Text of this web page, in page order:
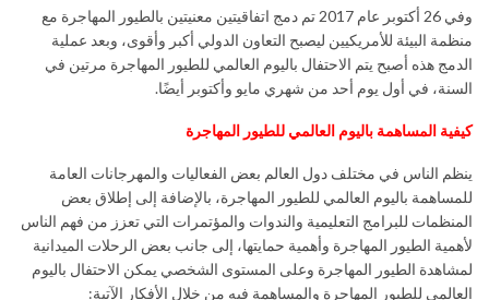
وفي 26 أكتوبر عام 2017 تم دمج اتفاقيتين معنيتين بالطيور المهاجرة مع
منظمة البيئة للأمريكيين ليصبح التعاون الدولي أكبر وأقوى، وبعد عملية
الدمج هذه أصبح يتم الاحتفال باليوم العالمي للطيور المهاجرة مرتين في
السنة، في أول يوم أحد من شهري مايو وأكتوبر أيضًا.
كيفية المساهمة باليوم العالمي للطيور المهاجرة
ينظم الناس في مختلف دول العالم بعض الفعاليات والمهرجانات العامة
للمساهمة باليوم العالمي للطيور المهاجرة، بالإضافة إلى إطلاق بعض
المنظمات للبرامج التعليمية والندوات والمؤتمرات التي تعزز من فهم الناس
لأهمية الطيور المهاجرة وأهمية حمايتها، إلى جانب بعض الرحلات الميدانية
لمشاهدة الطيور المهاجرة وعلى المستوى الشخصي يمكن الاحتفال باليوم
العالمي للطيور المهاجرة والمساهمة فيه من خلال الأفكار الآتية: